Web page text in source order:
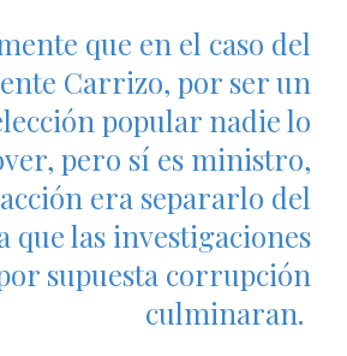
que en el caso del
Carrizo, por ser un
popular nadie lo
pero sí es ministro,
era separarlo del
que las investigaciones
supuesta corrupción
culminaran.